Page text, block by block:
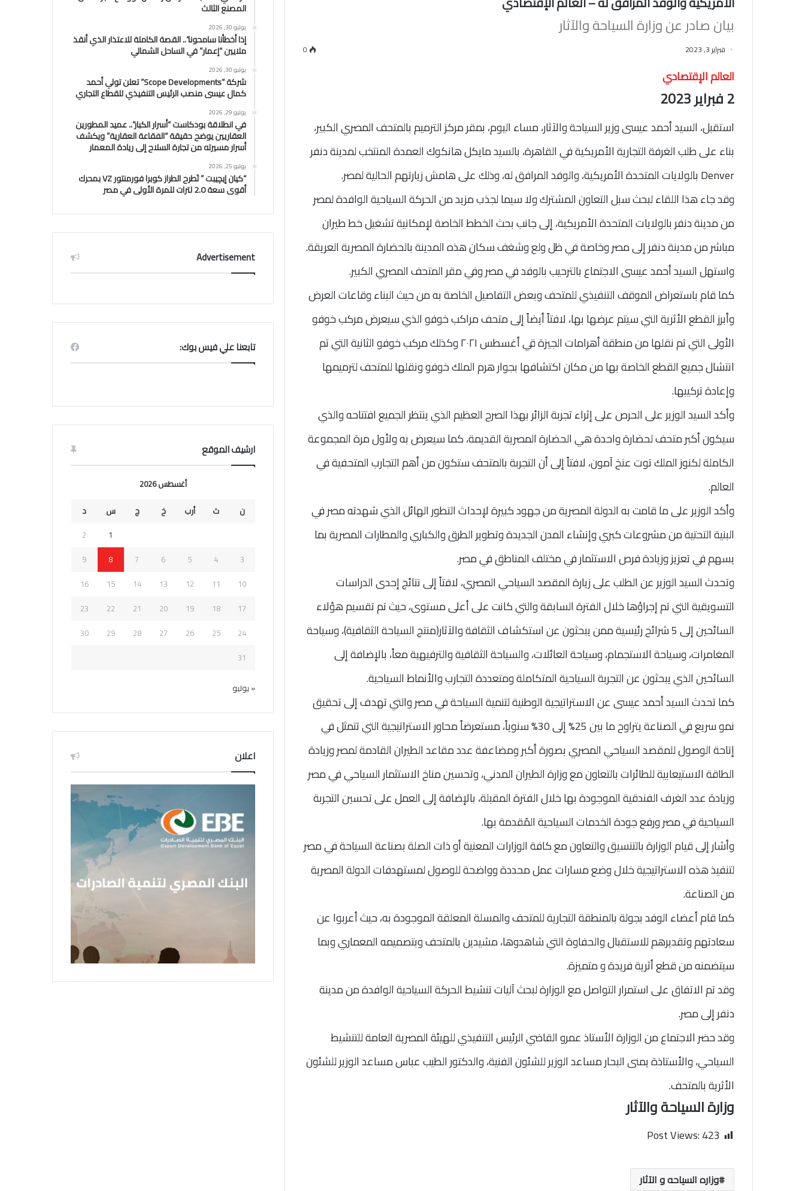
بيان صادر عن وزارة السياحة والآثار
فبراير 3, 2023 0
العالم الإقتصادي
2 فبراير 2023
استقبل، السيد أحمد عيسى وزير السياحة والآثار، مساء اليوم، بمقر مركز الترميم بالمتحف المصري الكبير،
بناء على طلب الغرفة التجارية الأمريكية في القاهرة، بالسيد مايكل هانكوك العمدة المنتخب لمدينة دنفر
Denver بالولايات المتحدة الأمريكية، والوفد المرافق له، وذلك على هامش زيارتهم الحالية لمصر.
وقد جاء هذا اللقاء لبحث سبل التعاون المشترك ولا سيما لجذب مزيد من الحركة السياحية الوافدة لمصر
من مدينة دنفر بالولايات المتحدة الأمريكية، إلى جانب بحث الخطط الخاصة لإمكانية تشغيل خط طيران
مباشر من مدينة دنفر إلى مصر وخاصة في ظل ولع وشغف سكان هذه المدينة بالحضارة المصرية العريقة.
واستهل السيد أحمد عيسى الاجتماع بالترحيب بالوفد في مصر وفي مقر المتحف المصري الكبير.
كما قام باستعراض الموقف التنفيذي للمتحف وبعض التفاصيل الخاصة به من حيث البناء وقاعات العرض
وأبرز القطع الأثرية التي سيتم عرضها بها، لافتاً أيضاً إلى متحف مراكب خوفو الذي سيعرض مركب خوفو
الأولى التي تم نقلها من منطقة أهرامات الجيزة قي أغسطس ٢٠٢١ وكذلك مركب خوفو الثانية التي تم
انتشال جميع القطع الخاصة بها من مكان اكتشافها بجوار هرم الملك خوفو ونقلها للمتحف لترميمها
وإعادة تركيبها.
وأكد السيد الوزير على الحرص على إثراء تجربة الزائر بهذا الصرح العظيم الذي ينتظر الجميع افتتاحه والذي
سيكون أكبر متحف لحضارة واحدة هي الحضارة المصرية القديمة، كما سيعرض به ولأول مرة المجموعة
الكاملة لكنوز الملك توت عنخ آمون، لافتاً إلى أن التجربة بالمتحف ستكون من أهم التجارب المتحفية في
العالم.
وأكد الوزير على ما قامت به الدولة المصرية من جهود كبيرة لإحداث التطور الهائل الذي شهدته مصر في
البنية التحتية من مشروعات كبري وإنشاء المدن الجديدة وتطوير الطرق والكباري والمطارات المصرية بما
يسهم في تعزيز وزيادة فرص الاستثمار في مختلف المناطق في مصر.
وتحدث السيد الوزير عن الطلب على زيارة المقصد السياحي المصري، لافتاً إلى نتائج إحدى الدراسات
التسويقية التي تم إجراؤها خلال الفترة السابقة والتي كانت على أعلى مستوى، حيث تم تقسيم هؤلاء
السائحين إلى 5 شرائح رئيسية ممن يبحثون عن استكشاف الثقافة والآثار(منتج السياحة الثقافية)، وسياحة
المغامرات، وسياحة الاستجمام، وسياحة العائلات، والسياحة الثقافية والترفيهية معاً، بالإضافة إلى
السائحين الذي يبحثون عن التجربة السياحية المتكاملة ومتعددة التجارب والأنماط السياحية.
كما تحدث السيد أحمد عيسى عن الاستراتيجية الوطنية لتنمية السياحة في مصر والتي تهدف إلى تحقيق
نمو سريع في الصناعة يتراوح ما بين 25% إلى 30% سنوياً، مستعرضاً محاور الاستراتيجية التي تتمثل في
إتاحة الوصول للمقصد السياحي المصري بصورة أكبر ومضاعفة عدد مقاعد الطيران القادمة لمصر وزيادة
الطاقة الاستيعابية للطائرات بالتعاون مع وزارة الطيران المدني، وتحسين مناخ الاستثمار السياحي في مصر
وزيادة عدد الغرف الفندقية الموجودة بها خلال الفترة المقبلة، بالإضافة إلى العمل على تحسين التجربة
السياحية في مصر ورفع جودة الخدمات السياحية المُقدمة بها.
وأشار إلى قيام الوزارة بالتنسيق والتعاون مع كافة الوزارات المعنية أو ذات الصلة بصناعة السياحة في مصر
لتنفيذ هذه الاستراتيجية خلال وضع مسارات عمل محددة وواضحة للوصول لمستهدفات الدولة المصرية
من الصناعة.
كما قام أعضاء الوفد بجولة بالمنطقة التجارية للمتحف والمسلة المعلقة الموجودة به، حيث أعربوا عن
سعادتهم وتقديرهم للاستقبال والحفاوة التي شاهدوها، مشيدين بالمتحف وبتصميمه المعماري وبما
سيتضمنه من قطع أثرية فريدة و متميزة.
وقد تم الاتفاق على استمرار التواصل مع الوزارة لبحث آليات تنشيط الحركة السياحية الوافدة من مدينة
دنفر إلى مصر.
وقد حضر الاجتماع من الوزارة الأستاذ عمرو القاضي الرئيس التنفيذي للهيئة المصرية العامة للتنشيط
السياحي، والأستاذة يمنى البحار مساعد الوزير للشئون الفنية، والدكتور الطيب عباس مساعد الوزير للشئون
الأثرية بالمتحف.
وزارة السياحة والآثار
Post Views:423
وزاره السياحه و الآثار
المصنع الثالث
يوليو 30, 2026
إذا أخطأنا سامحونا”.. القصة الكاملة للاعتذار الذي أنقذ
ملايين “إعمار” في الساحل الشمالي
يوليو 30, 2026
شركة “Scope Developments” تعلن تولي أحمد
كمال عيسى منصب الرئيس التنفيذي للقطاع التجاري
يوليو 29, 2026
في انطلاقة بودكاست “أسرار الكبار”.. عميد المطورين
العقاريين يوضح حقيقة “الفقاعة العقارية” ويكشف
أسرار مسيرته من تجارة السلاح إلى ريادة المعمار
يوليو 25, 2026
“كيان إيچيبت ” تَطرح الطراز كوبرا فورمنتور VZ بمحرك
أقوى سعة 2.0 لترات للمرة الأولى في مصر
Advertisement
تابعنا علي فيس بوك:
ارشيف الموقع
أغسطس 2026
ن
ث أرب خ ج س
د
1
2
3
4
5
6
7
8
9
10
11
12
13
14
15
16
17
18
19
20
21
22
23
24
25
26
27
28
29
30
31
« يوليو
اعلان